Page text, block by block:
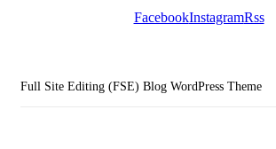
FacebookInstagramRss
Full Site Editing (FSE) Blog WordPress Theme